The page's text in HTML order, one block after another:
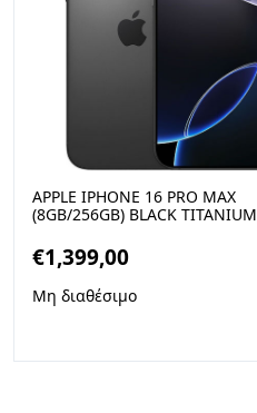
APPLE IPHONE 16 PRO MAX
(8GB/256GB) BLACK TITANIUM
€1,399,00
Μη διαθέσιμο